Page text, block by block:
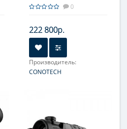
креплением Weaver
0
222 800р.
Производитель:
CONOTECH
Прицельная сетка: